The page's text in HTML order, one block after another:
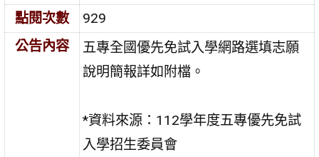
點閱次數
929
公告內容
五專全國優先免試入學網路選填志願
說明簡報詳如附檔。
*資料來源：112學年度五專優先免試
入學招生委員會